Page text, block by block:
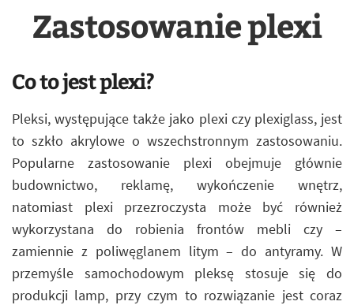
Zastosowanie plexi
Co to jest plexi?
Pleksi, występujące także jako plexi czy plexiglass, jest
to szkło akrylowe o wszechstronnym zastosowaniu.
Popularne zastosowanie plexi obejmuje głównie
budownictwo, reklamę, wykończenie wnętrz,
natomiast plexi przezroczysta może być również
wykorzystana do robienia frontów mebli czy –
zamiennie z poliwęglanem litym – do antyramy. W
przemyśle samochodowym pleksę stosuje się do
produkcji lamp, przy czym to rozwiązanie jest coraz